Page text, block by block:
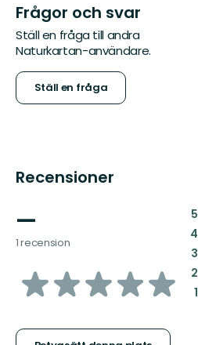
Frågor och svar
Ställ en fråga till andra
Naturkartan-användare.
Ställ en fråga
Recensioner
—
1 recension
av
5:
4:
3:
2:
1: